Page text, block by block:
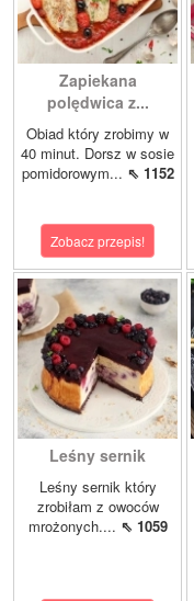
Zapiekana
polędwica z...
Obiad który zrobimy w
40 minut. Dorsz w sosie
pomidorowym... ⇖ 1152
Zobacz przepis!
Leśny sernik
Leśny sernik który
zrobiłam z owoców
mrożonych.... ⇖ 1059